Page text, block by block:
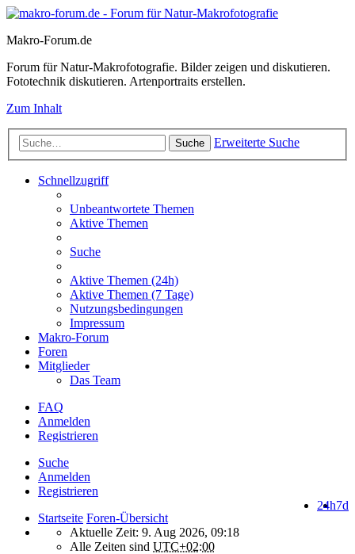
Makro-Forum.de
Forum für Natur-Makrofotografie. Bilder zeigen und diskutieren.
Fototechnik diskutieren. Artenportraits erstellen.
Zum Inhalt
Suche Erweiterte Suche
Schnellzugriff
Unbeantwortete Themen
Aktive Themen
Suche
Aktive Themen (24h)
Aktive Themen (7 Tage)
Nutzungsbedingungen
Impressum
Makro-Forum
Foren
Mitglieder
Das Team
FAQ
Anmelden
Registrieren
Suche
Anmelden
Registrieren
7d
24h
Startseite Foren-Übersicht
Aktuelle Zeit: 9. Aug 2026, 09:18
Alle Zeiten sind UTC+02:00